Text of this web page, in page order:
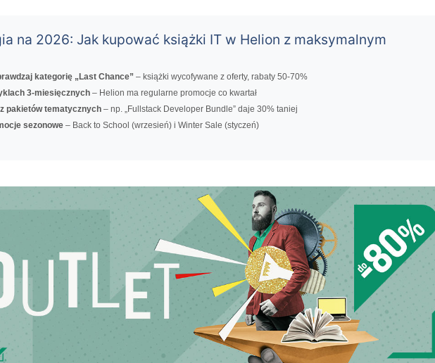
na 2026: Jak kupować książki IT w Helion z maksymalnym
kategorię „Last Chance” – książki wycofywane z oferty, rabaty 50-70%
3-miesięcznych – Helion ma regularne promocje co kwartał
pakietów tematycznych – np. „Fullstack Developer Bundle” daje 30% taniej
sezonowe – Back to School (wrzesień) i Winter Sale (styczeń)